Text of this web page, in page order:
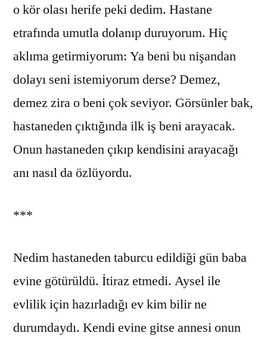
o kör olası herife peki dedim. Hastane
etrafında umutla dolanıp duruyorum. Hiç
aklıma getirmiyorum: Ya beni bu nişandan
dolayı seni istemiyorum derse? Demez,
demez zira o beni çok seviyor. Görsünler bak,
hastaneden çıktığında ilk iş beni arayacak.
Onun hastaneden çıkıp kendisini arayacağı
anı nasıl da özlüyordu.
***
Nedim hastaneden taburcu edildiği gün baba
evine götürüldü. İtiraz etmedi. Aysel ile
evlilik için hazırladığı ev kim bilir ne
durumdaydı. Kendi evine gitse annesi onun